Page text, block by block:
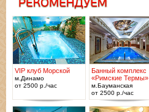
VIP клуб Морской
м.Динамо
от 2500 р./час
Банный комплекс
«Римские Термы»
м.Бауманская
от 2500 р./час